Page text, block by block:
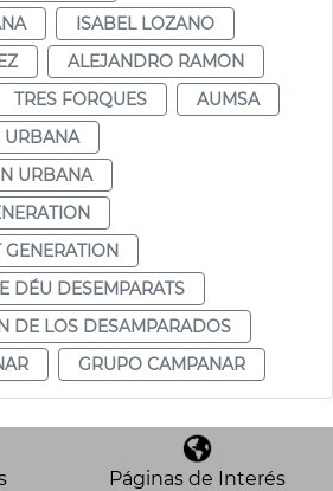
ISABEL LOZANO
ALEJANDRO RAMON
TRES FORQUES
AUMSA
URBANA
URBANA
DÉU DESEMPARATS
DE LOS DESAMPARADOS
GRUPO CAMPANAR
Páginas de Interés